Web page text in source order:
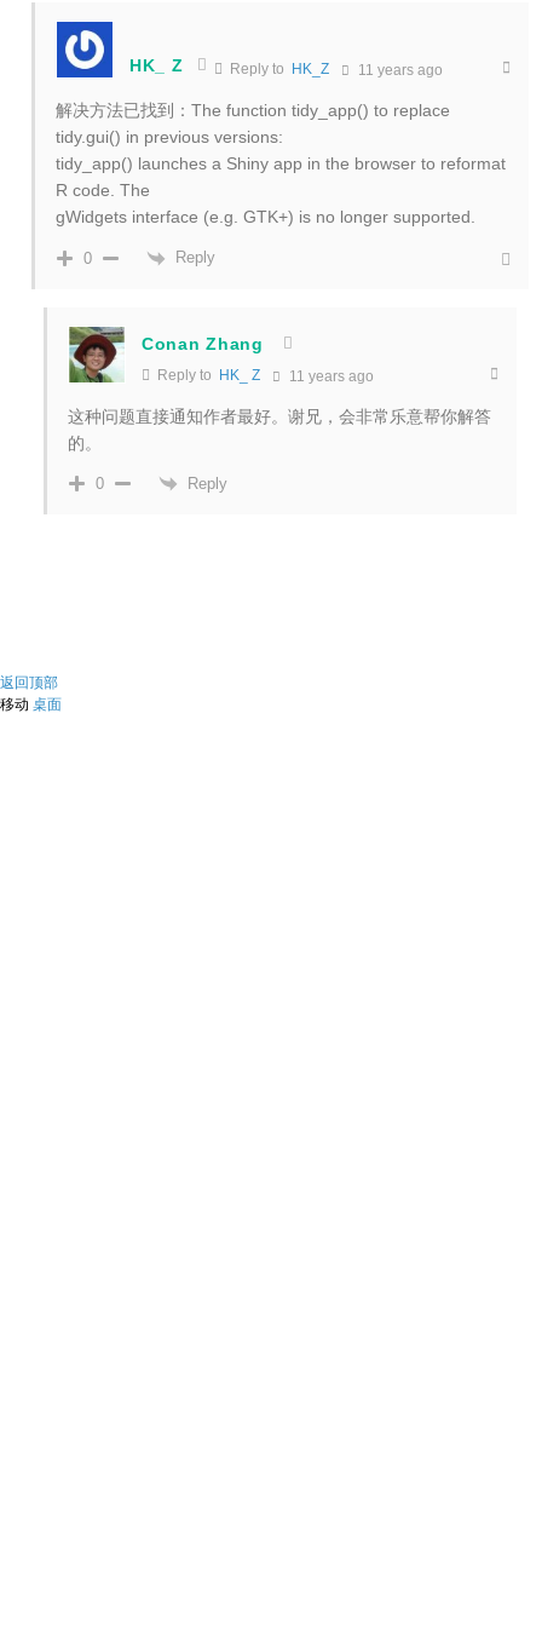
HK_ Z Reply to HK_Z 11 years ago
解决方法已找到：The function tidy_app() to replace
tidy.gui() in previous versions:
tidy_app() launches a Shiny app in the browser to reformat
R code. The
gWidgets interface (e.g. GTK+) is no longer supported.
0 Reply
Conan Zhang
Reply to HK_ Z 11 years ago
这种问题直接通知作者最好。谢兄，会非常乐意帮你解答
的。
0 Reply
返回顶部
移动 桌面